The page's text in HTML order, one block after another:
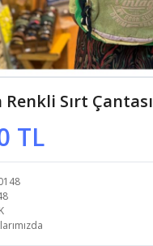
Sırt Çantası
TL